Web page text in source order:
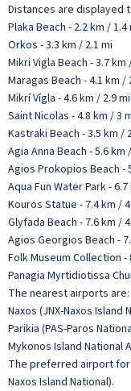
Distances are displayed
Plaka Beach - 2.2 km / 1.4
Orkos - 3.3 km / 2.1 mi
Mikri Vigla Beach - 3.7 km
Maragas Beach - 4.1 km /
Mikrí Vígla - 4.6 km / 2.9 mi
Saint Nicolas - 4.8 km / 3
Kastraki Beach - 3.5 km /
Agia Anna Beach - 5.6 km
Agios Prokopios Beach -
Aqua Fun Water Park -
Kouros Statue - 7.4 km /
Glyfada Beach - 7.6 km /
Agios Georgios Beach -
Folk Museum Collection -
Panagia Myrtidiotissa
The nearest airports are:
Naxos (JNX-Naxos Island
Parikia (PAS-Paros
Mykonos Island National
The preferred airport for
Naxos Island National).